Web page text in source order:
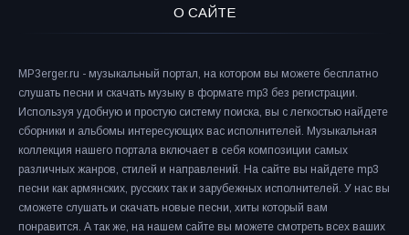
О САЙТЕ
MP3erger.ru - музыкальный портал, на котором вы можете бесплатно
слушать песни и скачать музыку в формате mp3 без регистрации.
Используя удобную и простую систему поиска, вы с легкостью найдете
сборники и альбомы интересующих вас исполнителей. Музыкальная
коллекция нашего портала включает в себя композиции самых
различных жанров, стилей и направлений. На сайте вы найдете mp3
песни как армянских, русских так и зарубежных исполнителей. У нас вы
сможете слушать и скачать новые песни, хиты который вам
понравится. А так же, на нашем сайте вы можете смотреть всех ваших